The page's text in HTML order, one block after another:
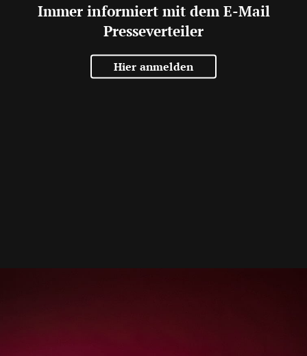
Immer informiert mit dem E-Mail
Presseverteiler
Hier anmelden